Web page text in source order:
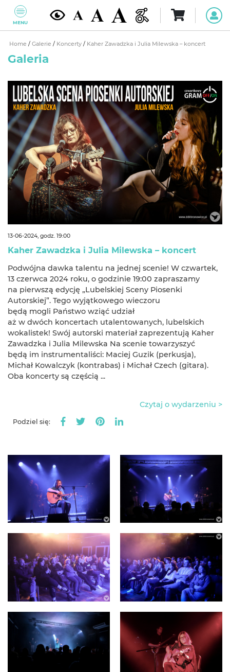
MENU
Home / Galerie / Koncerty / Kaher Zawadzka i Julia Milewska – koncert
Galeria
13-06-2024, godz. 19:00
Kaher Zawadzka i Julia Milewska – koncert
Podwójna dawka talentu na jednej scenie! W czwartek,
13 czerwca 2024 roku, o godzinie 19:00 zapraszamy
na pierwszą edycję „Lubelskiej Sceny Piosenki
Autorskiej”. Tego wyjątkowego wieczoru
będą mogli Państwo wziąć udział
aż w dwóch koncertach utalentowanych, lubelskich
wokalistek! Swój autorski materiał zaprezentują Kaher
Zawadzka i Julia Milewska Na scenie towarzyszyć
będą im instrumentaliści: Maciej Guzik (perkusja),
Michał Kowalczyk (kontrabas) i Michał Czech (gitara).
Oba koncerty są częścią ...
Czytaj o wydarzeniu >
Podziel się: